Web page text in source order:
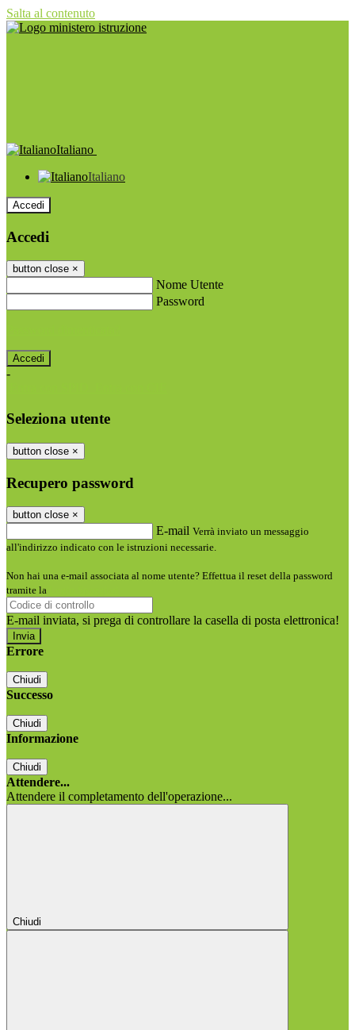
Salta al contenuto
Italiano
Italiano
Accedi
Accedi
button close ×
Nome Utente
Password
-
Seleziona utente
button close ×
Recupero password
button close ×
E-mail Verrà inviato un messaggio
all'indirizzo indicato con le istruzioni necessarie.
Non hai una e-mail associata al nome utente? Effettua il reset della password
tramite la
E-mail inviata, si prega di controllare la casella di posta elettronica!
Errore
Chiudi
Successo
Chiudi
Informazione
Chiudi
Attendere...
Attendere il completamento dell'operazione...
Chiudi